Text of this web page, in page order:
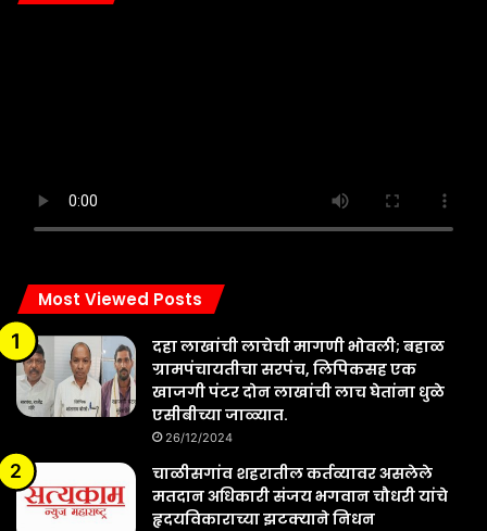
Most Viewed Posts
दहा लाखांची लाचेची मागणी भोवली; बहाळ
ग्रामपंचायतीचा सरपंच, लिपिकसह एक
खाजगी पंटर दोन लाखांची लाच घेतांना धुळे
एसीबीच्या जाळ्यात.
26/12/2024
चाळीसगांव शहरातील कर्तव्यावर असलेले
मतदान अधिकारी संजय भगवान चौधरी यांचे
हृदयविकाराच्या झटक्याने निधन